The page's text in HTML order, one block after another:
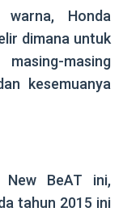
Honda
dimana untuk
masing
kesemuanya
New BeAT ini,
tahun 2015 ini